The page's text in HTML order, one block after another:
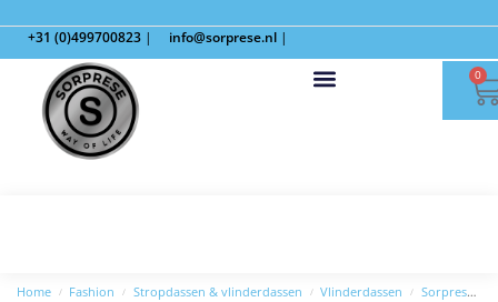
+31 (0)499700823 | info@sorprese.nl |
0
Home / Fashion / Stropdassen & vlinderdassen / Vlinderdassen / Sorprese Strik – Glitter – Zwart